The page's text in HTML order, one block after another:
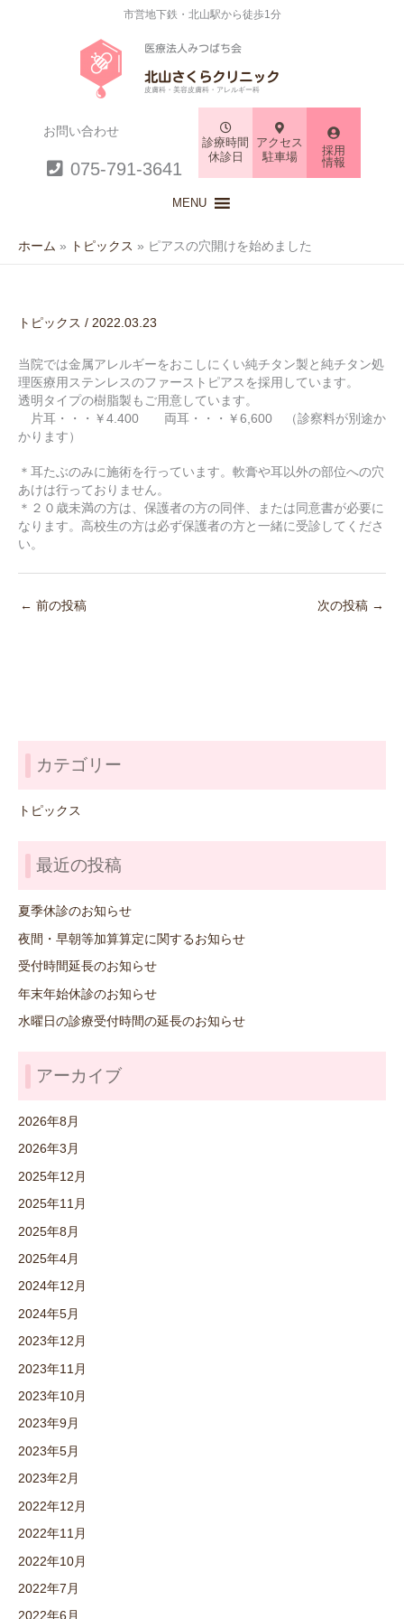
市営地下鉄・北山駅から徒歩1分
医療法人みつばち会
北山さくらクリニック
皮膚科・美容皮膚科・アレルギー科
お問い合わせ
075-791-3641
診療時間
休診日
アクセス
駐車場
採用
情報
MENU
ホーム トピックス ピアスの穴開けを始めました
トピックス / 2022.03.23
当院では金属アレルギーをおこしにくい純チタン製と純チタン処
理医療用ステンレスのファーストピアスを採用しています。
透明タイプの樹脂製もご用意しています。
片耳・・・￥4.400 両耳・・・￥6,600 （診察料が別途か
かります）
＊耳たぶのみに施術を行っています。軟膏や耳以外の部位への穴
あけは行っておりません。
＊２０歳未満の方は、保護者の方の同伴、または同意書が必要に
なります。高校生の方は必ず保護者の方と一緒に受診してくださ
い。
← 前の投稿 次の投稿 →
カテゴリー
トピックス
最近の投稿
夏季休診のお知らせ
夜間・早朝等加算算定に関するお知らせ
受付時間延長のお知らせ
年末年始休診のお知らせ
水曜日の診療受付時間の延長のお知らせ
アーカイブ
2026年8月
2026年3月
2025年12月
2025年11月
2025年8月
2025年4月
2024年12月
2024年5月
2023年12月
2023年11月
2023年10月
2023年9月
2023年5月
2023年2月
2022年12月
2022年11月
2022年10月
2022年7月
2022年6月